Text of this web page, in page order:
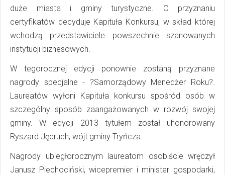
duże miasta i gminy turystyczne. O przyznaniu
certyfikatów decyduje Kapituła Konkursu, w skład której
wchodzą przedstawiciele powszechnie szanowanych
instytucji biznesowych.
W tegorocznej edycji ponownie zostaną przyznane
nagrody specjalne - ?Samorządowy Menedżer Roku?.
Laureatów wyłoni Kapituła konkursu spośród osób w
szczególny sposób zaangażowanych w rozwój swojej
gminy. W edycji 2013 tytułem został uhonorowany
Ryszard Jędruch, wójt gminy Tryńcza.
Nagrody ubiegłorocznym laureatom osobiście wręczył
Janusz Piechociński, wicepremier i minister gospodarki,